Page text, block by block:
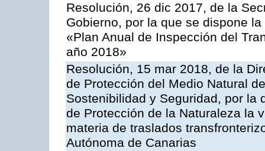
Resolución, 26 dic 2017, de la
Gobierno, por la que se dispone
«Plan Anual de Inspección del
año 2018»
Resolución, 15 mar 2018, de la
de Protección del Medio Natural
Sostenibilidad y Seguridad, por la
de Protección de la Naturaleza la
materia de traslados
Autónoma de Canarias